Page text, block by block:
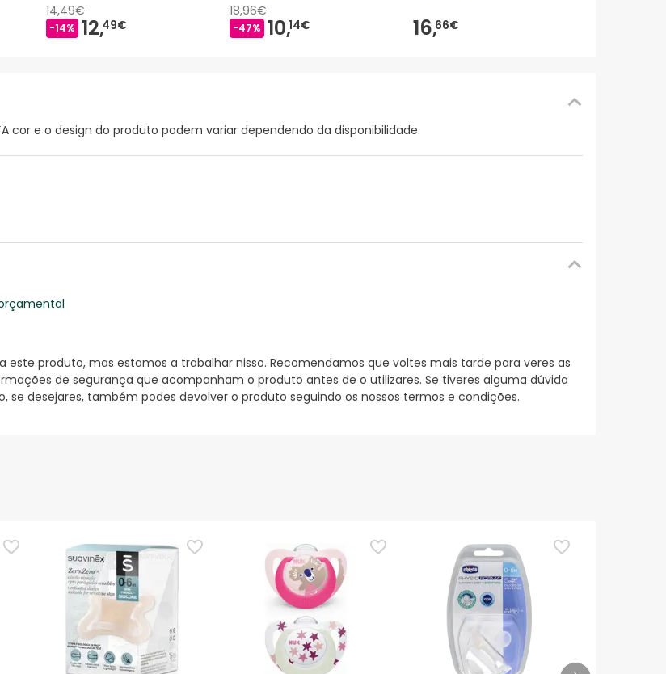
14,49€
-14% 12,49€
18,96€
-47% 10,14€ 16,66€
cor e o design do produto podem variar dependendo da disponibilidade.
produto, mas estamos a trabalhar nisso. Recomendamos que voltes mais tarde para veres as
de segurança que acompanham o produto antes de o utilizares. Se tiveres alguma dúvida
desejares, também podes devolver o produto seguindo os nossos termos e condições.